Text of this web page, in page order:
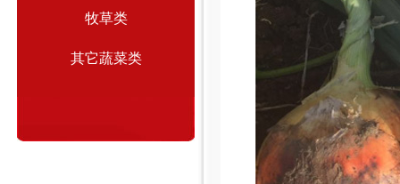
牧草类
其它蔬菜类